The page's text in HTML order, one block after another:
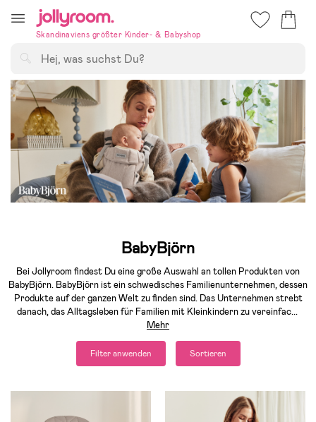
till
innehålletSkandinaviens größter Kinder- & Babyshop
BabyBjörn
Bei Jollyroom findest Du eine große Auswahl an tollen Produkten von
BabyBjörn. BabyBjörn ist ein schwedisches Familienunternehmen, dessen
Produkte auf der ganzen Welt zu finden sind. Das Unternehmen strebt
danach, das Alltagsleben für Familien mit Kleinkindern zu vereinfac...
Mehr
Filter anwenden Sortieren